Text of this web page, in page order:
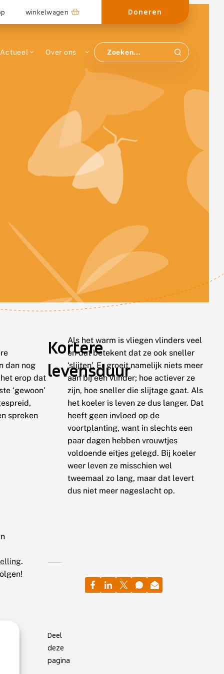
winkelwagen Doneren
Actueel Over ons
dan nog
erop dat
‘gewoon’
spreken
Kortere
levensduur
Als het warm is vliegen vlinders veel
en dat betekent dat ze ook sneller
‘slijten’. Er groeit namelijk niets meer
aan bij een vlinder; hoe actiever ze
zijn, hoe sneller die slijtage gaat. Als
het koeler is leven ze dus langer. Dat
heeft geen invloed op de
voortplanting, want in slechts een
paar dagen hebben vrouwtjes
voldoende eitjes gelegd. Bij koeler
weer leven ze misschien wel
tweemaal zo lang, maar dat levert
dus niet meer nageslacht op.
.
Deel
deze
pagina